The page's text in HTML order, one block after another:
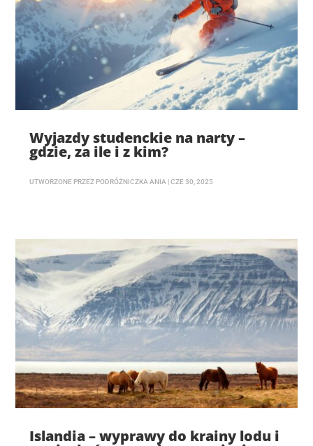
Wyjazdy studenckie na narty –
gdzie, za ile i z kim?
UTWORZONE PRZEZ PODRÓŻNICZKA ANIA |CZE 30, 2025
Islandia – wyprawy do krainy lodu i